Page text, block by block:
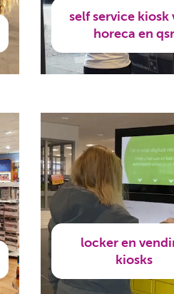
self service kiosk
horeca en qsr
locker en
kiosks